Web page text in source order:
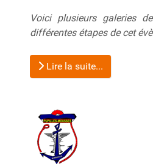
Voici plusieurs galeries
différentes étapes de cet
Lire la suite...